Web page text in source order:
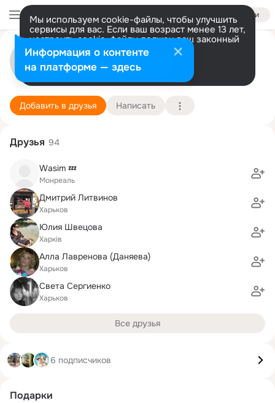
Войти
Мы используем cookie-файлы, чтобы улучшить
сервисы для вас. Если ваш возраст менее 13 лет,
настроить cookie-файлы должен ваш законный
представитель. Больше информации
Разрешить все Настроить
Евгения Наумова
Харьков 8 июня (42 года)
Подробнее
Добавить в друзья Написать
Друзья 94
Wasim 💤
Монреаль
Дмитрий Литвинов
Харьков
Юлия Швецова
Харків
Алла Лавренова (Даняева)
Харьков
Света Сергиенко
Харьков
Все друзья
6 подписчиков
Подарки
Информация о контенте
на платформе — здесь